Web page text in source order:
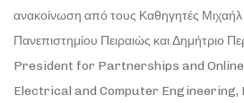
ανακοίνωση από τους Καθηγητές
Πανεπιστημίου Πειραιώς και Δημήτριο
President for Partnerships and
Electrical and Computer Engineering,